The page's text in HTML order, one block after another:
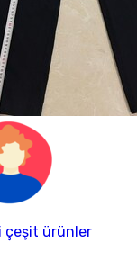
çeşit ürünler